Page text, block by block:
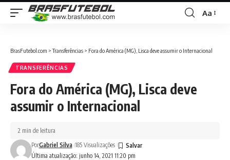
Aa
BrasFutebol.com >Transferências > Fora do América (MG), Lisca deve assumir o Internacional
TRANSFERÊNCIAS
Fora do América (MG), Lisca deve
assumir o Internacional
Última atualização: junho 14, 2021 11:20 pm
PorGabriel Silva 185 Visualizações
2 min de leitura